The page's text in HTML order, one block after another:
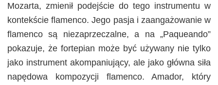
Mozarta, zmienił podejście do tego instrumentu w
kontekście flamenco. Jego pasja i zaangażowanie w
flamenco są niezaprzeczalne, a na „Paqueando”
pokazuje, że fortepian może być używany nie tylko
jako instrument akompaniujący, ale jako główna siła
napędowa kompozycji flamenco. Amador, który